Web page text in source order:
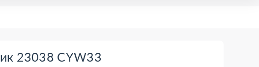
23038 CYW33